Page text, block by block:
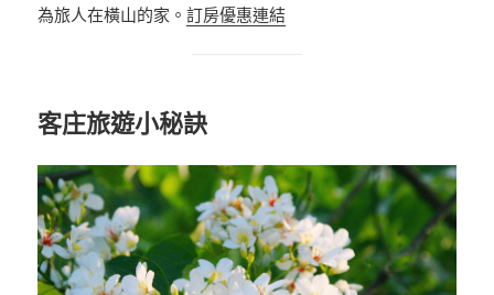
為旅人在橫山的家。訂房優惠連結
客庄旅遊小秘訣